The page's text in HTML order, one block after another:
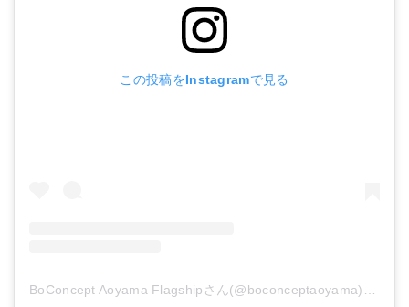
この投稿をInstagramで見る